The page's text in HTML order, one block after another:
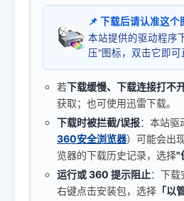
📌 下载后请认准这个
本站提供的驱动程序
压"图标，双击它即可
若下载缓慢、下载连接打不
获取；也可使用迅雷下载。
下载时被拦截/误报：本站驱
360安全浏览器）可能会出
览器的下载历史记录，选择"
运行或 360 提示阻止：下
右键点击安装包，选择 「以